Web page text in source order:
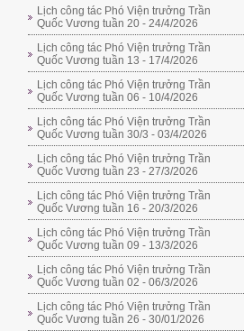
Lịch công tác Phó Viện trưởng Trần
Quốc Vương tuần 20 - 24/4/2026
Lịch công tác Phó Viện trưởng Trần
Quốc Vương tuần 13 - 17/4/2026
Lịch công tác Phó Viện trưởng Trần
Quốc Vương tuần 06 - 10/4/2026
Lịch công tác Phó Viện trưởng Trần
Quốc Vương tuần 30/3 - 03/4/2026
Lịch công tác Phó Viện trưởng Trần
Quốc Vương tuần 23 - 27/3/2026
Lịch công tác Phó Viện trưởng Trần
Quốc Vương tuần 16 - 20/3/2026
Lịch công tác Phó Viện trưởng Trần
Quốc Vương tuần 09 - 13/3/2026
Lịch công tác Phó Viện trưởng Trần
Quốc Vương tuần 02 - 06/3/2026
Lịch công tác Phó Viện trưởng Trần
Quốc Vương tuần 26 - 30/01/2026